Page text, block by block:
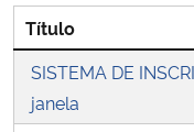
Secretaria-Geral
Secretaria de Governo
Título
SISTEMA DE
janela